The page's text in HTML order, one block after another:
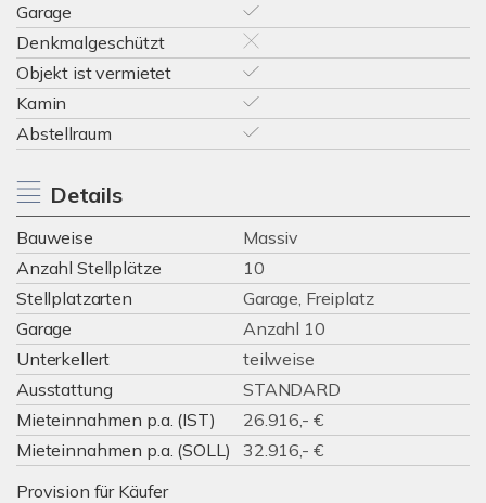
Garage
Denkmalgeschützt
Objekt ist vermietet
Kamin
Abstellraum
Details
Bauweise
Massiv
Anzahl Stellplätze
10
Stellplatzarten
Garage, Freiplatz
Garage
Anzahl 10
Unterkellert
teilweise
Ausstattung
STANDARD
Mieteinnahmen p.a. (IST)
26.916,- €
Mieteinnahmen p.a. (SOLL)
32.916,- €
Provision für Käufer